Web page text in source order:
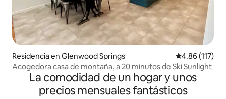
Residencia en Glenwood Springs Calificación
4.86 (117)
Acogedora casa de montaña, a 20 minutos de Ski Sunlight
La comodidad de un hogar y unos
precios mensuales fantásticos